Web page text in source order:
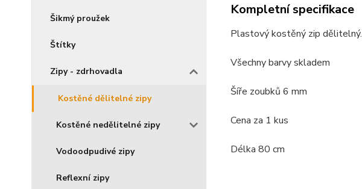
Šikmý proužek
Štítky
Zipy - zdrhovadla
Kostěné dělitelné zipy
Kostěné nedělitelné zipy
Vodoodpudivé zipy
Reflexní zipy
Kompletní specifikace
Plastový kostěný zip dělitelný.
Všechny barvy skladem
Šíře zoubků 6 mm
Cena za 1 kus
Délka 80 cm